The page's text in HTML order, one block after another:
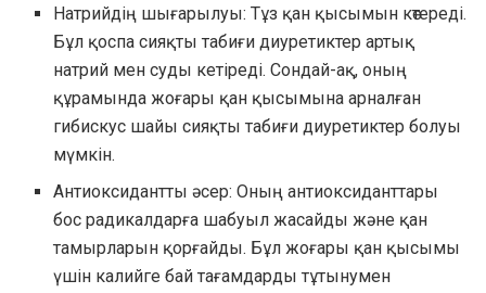
Натрийдің шығарылуы: Тұз қан қысымын көтереді.
Бұл қоспа сияқты табиғи диуретиктер артық
натрий мен суды кетіреді. Сондай-ақ, оның
құрамында жоғары қан қысымына арналған
гибискус шайы сияқты табиғи диуретиктер болуы
мүмкін.
Антиоксидантты әсер: Оның антиоксиданттары
бос радикалдарға шабуыл жасайды және қан
тамырларын қорғайды. Бұл жоғары қан қысымы
үшін калийге бай тағамдарды тұтынумен